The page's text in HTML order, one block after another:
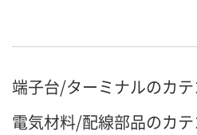
カゴへ
端子台/ターミナルのカ
電気材料/配線部品のカ